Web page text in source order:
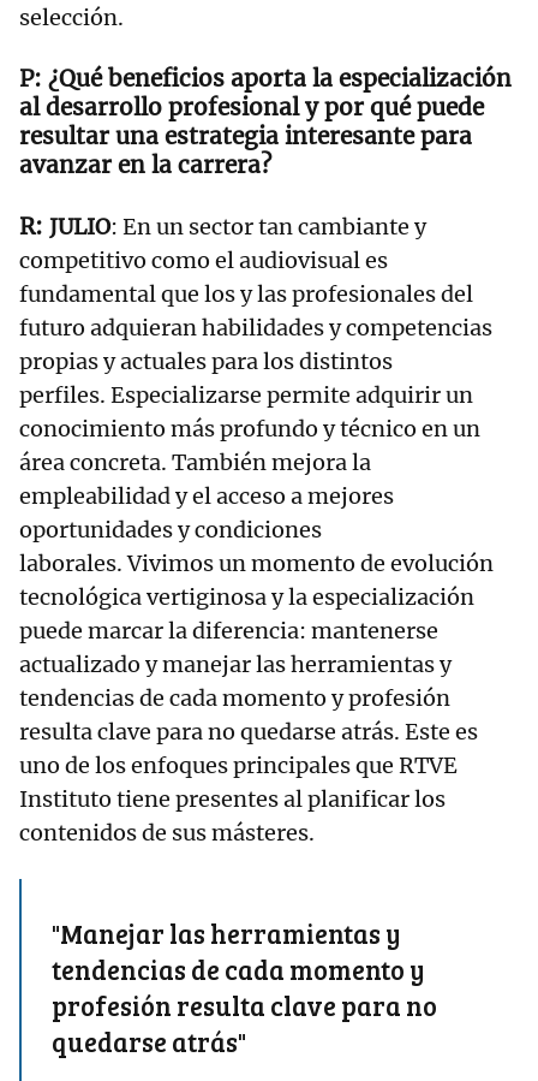
selección.
¿Qué beneficios aporta la especialización
al desarrollo profesional y por qué puede
resultar una estrategia interesante para
avanzar en la carrera?
JULIO: En un sector tan cambiante y
competitivo como el audiovisual es
fundamental que los y las profesionales del
futuro adquieran habilidades y competencias
propias y actuales para los distintos
perfiles. Especializarse permite adquirir un
conocimiento más profundo y técnico en un
área concreta. También mejora la
empleabilidad y el acceso a mejores
oportunidades y condiciones
laborales. Vivimos un momento de evolución
tecnológica vertiginosa y la especialización
puede marcar la diferencia: mantenerse
actualizado y manejar las herramientas y
tendencias de cada momento y profesión
resulta clave para no quedarse atrás. Este es
uno de los enfoques principales que RTVE
Instituto tiene presentes al planificar los
contenidos de sus másteres.
"Manejar las herramientas y
tendencias de cada momento y
profesión resulta clave para no
quedarse atrás"